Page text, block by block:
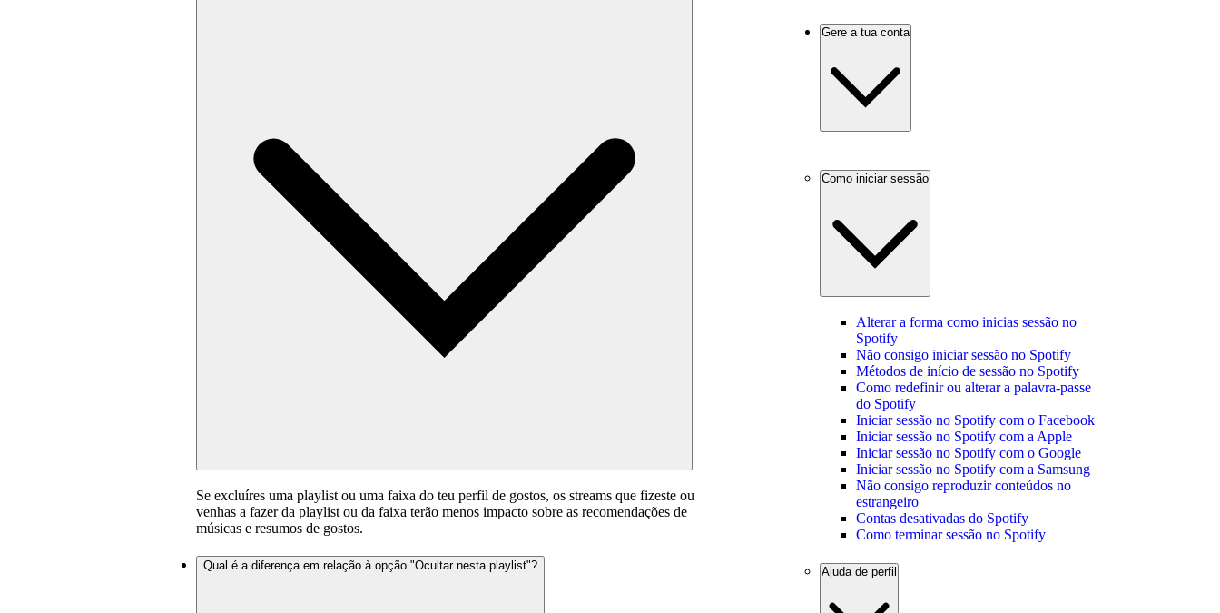
Se excluíres uma playlist ou uma faixa do teu perfil de gostos, os streams que fizeste ou
venhas a fazer da playlist ou da faixa terão menos impacto sobre as recomendações de
músicas e resumos de gostos.
Qual é a diferença em relação à opção "Ocultar nesta playlist"?
Gere a tua conta
Como iniciar sessão
Alterar a forma como inicias sessão no
Spotify
Não consigo iniciar sessão no Spotify
Métodos de início de sessão no Spotify
Como redefinir ou alterar a palavra-passe
do Spotify
Iniciar sessão no Spotify com o Facebook
Iniciar sessão no Spotify com a Apple
Iniciar sessão no Spotify com o Google
Iniciar sessão no Spotify com a Samsung
Não consigo reproduzir conteúdos no
estrangeiro
Contas desativadas do Spotify
Como terminar sessão no Spotify
Ajuda de perfil